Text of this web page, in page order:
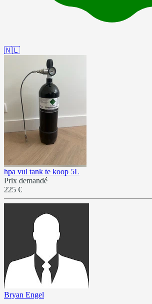
🇳🇱
hpa vul tank te koop 5L
Prix demandé
225 €
Bryan Engel